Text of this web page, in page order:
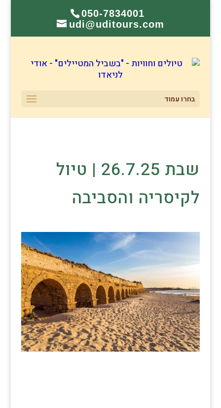
050-7834001
udi@uditours.com
בחרו עמוד
שבת 26.7.25 | טיול
לקיסריה והסביבה